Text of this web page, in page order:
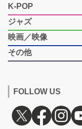
K-POP
ジャズ
映画／映像
その他
FOLLOW US